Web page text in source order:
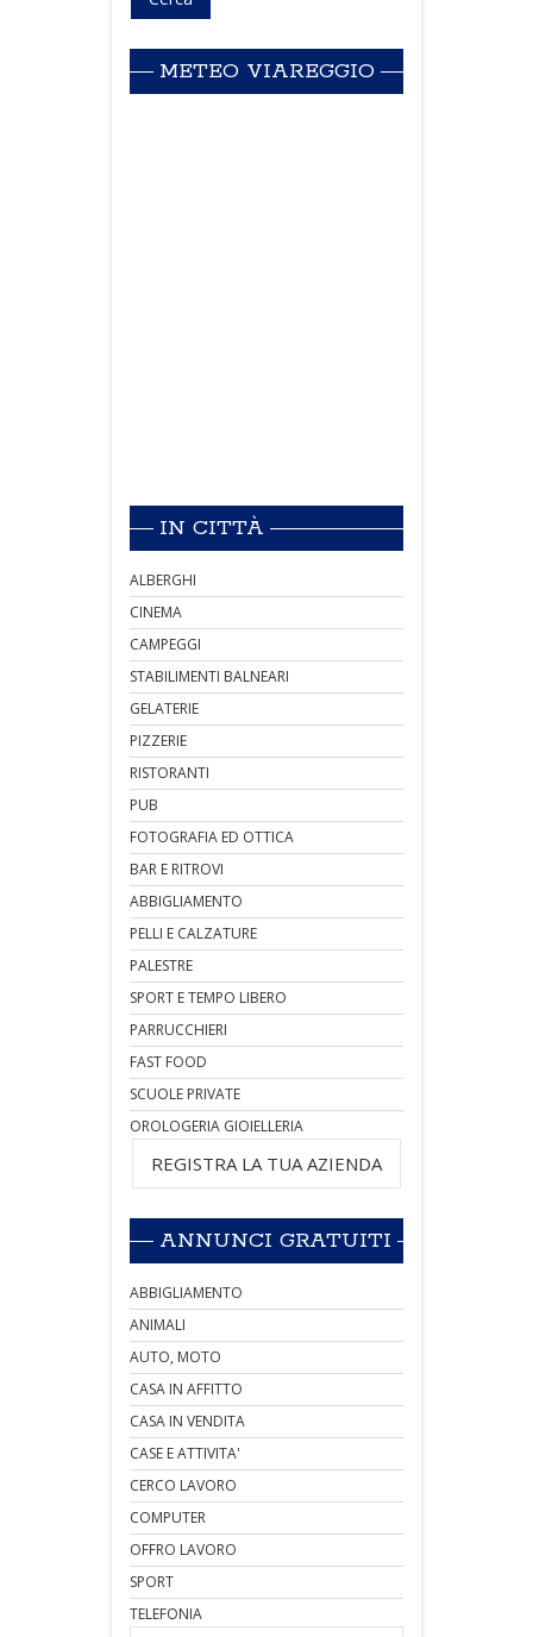
METEO VIAREGGIO
IN CITTÀ
ALBERGHI
CINEMA
CAMPEGGI
STABILIMENTI BALNEARI
GELATERIE
PIZZERIE
RISTORANTI
PUB
FOTOGRAFIA ED OTTICA
BAR E RITROVI
ABBIGLIAMENTO
PELLI E CALZATURE
PALESTRE
SPORT E TEMPO LIBERO
PARRUCCHIERI
FAST FOOD
SCUOLE PRIVATE
OROLOGERIA GIOIELLERIA
REGISTRA LA TUA AZIENDA
ANNUNCI GRATUITI
ABBIGLIAMENTO
ANIMALI
AUTO, MOTO
CASA IN AFFITTO
CASA IN VENDITA
CASE E ATTIVITA'
CERCO LAVORO
COMPUTER
OFFRO LAVORO
SPORT
TELEFONIA